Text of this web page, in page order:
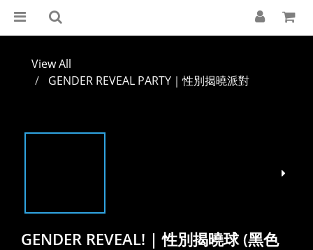
View All
GENDER REVEAL PARTY｜性別揭曉派對
GENDER REVEAL! | 性別揭曉球 (黑色